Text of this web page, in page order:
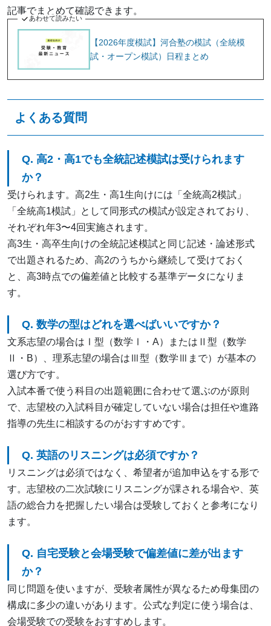
記事でまとめて確認できます。
あわせて読みたい
【2026年度模試】河合塾の模試（全統模
試・オープン模試）日程まとめ
よくある質問
Q. 高2・高1でも全統記述模試は受けられます
か？
受けられます。高2生・高1生向けには「全統高2模試」
「全統高1模試」として同形式の模試が設定されており、
それぞれ年3〜4回実施されます。
高3生・高卒生向けの全統記述模試と同じ記述・論述形式
で出題されるため、高2のうちから継続して受けておく
と、高3時点での偏差値と比較する基準データになりま
す。
Q. 数学の型はどれを選べばいいですか？
文系志望の場合はⅠ型（数学Ⅰ・A）またはⅡ型（数学
Ⅱ・B）、理系志望の場合はⅢ型（数学Ⅲまで）が基本の
選び方です。
入試本番で使う科目の出題範囲に合わせて選ぶのが原則
で、志望校の入試科目が確定していない場合は担任や進路
指導の先生に相談するのがおすすめです。
Q. 英語のリスニングは必須ですか？
リスニングは必須ではなく、希望者が追加申込をする形で
す。志望校の二次試験にリスニングが課される場合や、英
語の総合力を把握したい場合は受験しておくと参考になり
ます。
Q. 自宅受験と会場受験で偏差値に差が出ます
か？
同じ問題を使いますが、受験者属性が異なるため母集団の
構成に多少の違いがあります。公式な判定に使う場合は、
会場受験での受験をおすすめします。